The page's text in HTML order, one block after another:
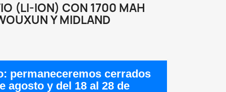
(LI-ION) CON 1700 MAH
Y MIDLAND
permaneceremos cerrados
agosto y del 18 al 28 de